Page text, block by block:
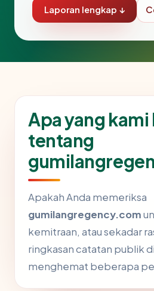
Laporan lengkap ↓
Apa yang
tentang
Apakah Anda memeriksa
gumilangregency.com
kemitraan, atau sekadar
ringkasan catatan publik
menghemat beberapa